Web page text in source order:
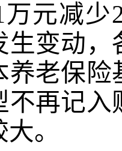
万元减少
变动，
养老保
不再记
大。